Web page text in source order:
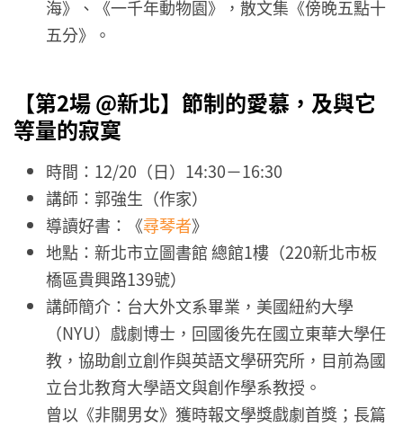
海》、《一千年動物園》，散文集《傍晚五點十
五分》。
【第2場 @新北】 節制的愛慕，及與它
等量的寂寞
時間：12/20（日）14:30－16:30
講師：郭強生（作家）
導讀好書：《尋琴者》
地點：新北市立圖書館 總館1樓（220新北市板
橋區貴興路139號）
講師簡介：台大外文系畢業，美國紐約大學
（NYU）戲劇博士，回國後先在國立東華大學任
教，協助創立創作與英語文學研究所，目前為國
立台北教育大學語文與創作學系教授。
曾以《非關男女》獲時報文學獎戲劇首獎；長篇